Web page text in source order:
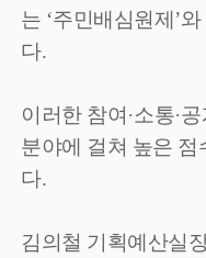
는 ‘주민배심원제’와
다.
이러한 참여·소통·공
분야에 걸쳐 높은 점
다.
김의철 기획예산실